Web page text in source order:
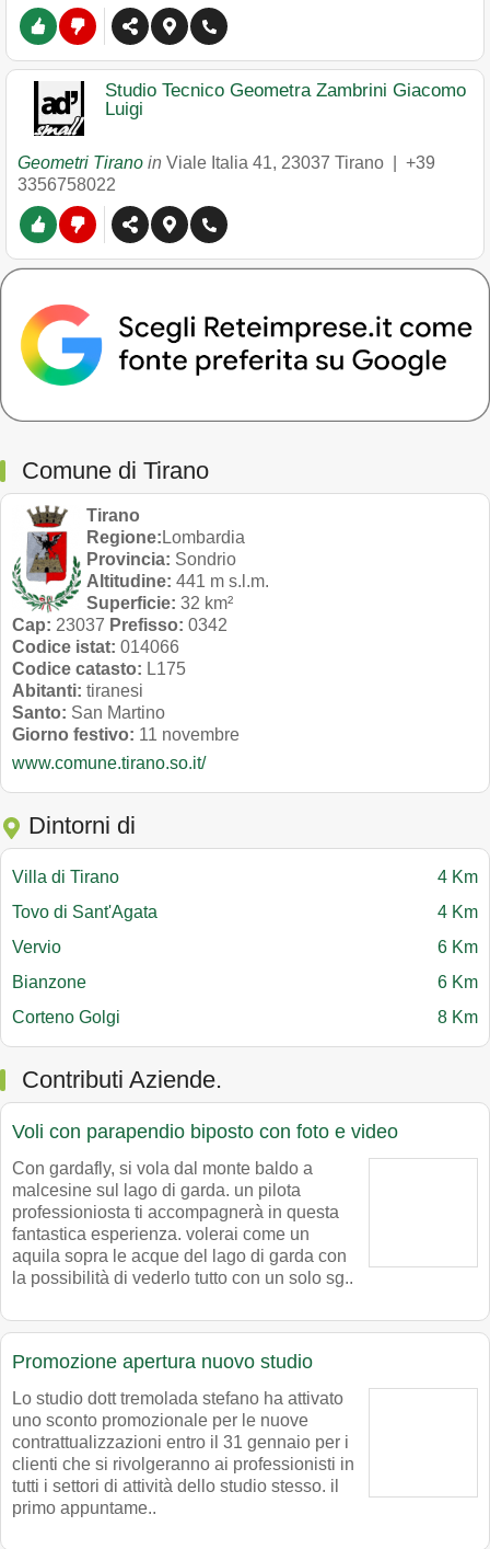
Studio Tecnico Geometra Zambrini Giacomo
Luigi
Geometri Tirano in Viale Italia 41, 23037 Tirano
+39
3356758022
Comune di Tirano
Tirano
Regione: Lombardia
Provincia: Sondrio
Altitudine: 441 m s.l.m.
Superficie: 32 km²
Cap: 23037 Prefisso: 0342
Codice istat: 014066
Codice catasto: L175
Abitanti: tiranesi
Santo: San Martino
Giorno festivo: 11 novembre
www.comune.tirano.so.it/
Dintorni di
Villa di Tirano
4 Km
Tovo di Sant'Agata
4 Km
Vervio
6 Km
Bianzone
6 Km
Corteno Golgi
8 Km
Contributi Aziende.
Voli con parapendio biposto con foto e video
Con gardafly, si vola dal monte baldo a
malcesine sul lago di garda. un pilota
professioniosta ti accompagnerà in questa
fantastica esperienza. volerai come un
aquila sopra le acque del lago di garda con
la possibilità di vederlo tutto con un solo sg..
Promozione apertura nuovo studio
Lo studio dott tremolada stefano ha attivato
uno sconto promozionale per le nuove
contrattualizzazioni entro il 31 gennaio per i
clienti che si rivolgeranno ai professionisti in
tutti i settori di attività dello studio stesso. il
primo appuntame..